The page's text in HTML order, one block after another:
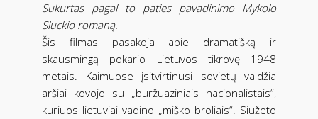
Sukurtas pagal to paties pavadinimo Mykolo
Sluckio romaną.
Šis filmas pasakoja apie dramatišką ir
skausmingą pokario Lietuvos tikrovę 1948
metais. Kaimuose įsitvirtinusi sovietų valdžia
aršiai kovojo su „buržuaziniais nacionalistais“,
kuriuos lietuviai vadino „miško broliais“. Siužeto